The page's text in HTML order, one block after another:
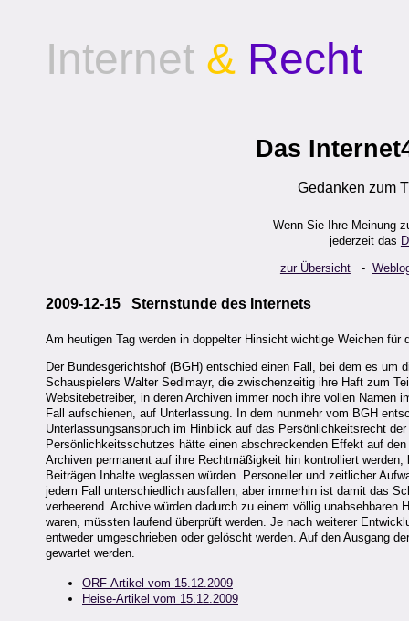
Internet & Recht
Das
Gedanken zum
Wenn Sie Ihre Meinung
jederzeit das
zur Übersicht-
2009-12-15 Sternstunde des Internets
Am heutigen Tag werden in doppelter Hinsicht wichtige Weichen
Der Bundesgerichtshof (BGH) entschied einen Fall, bei dem es um
Schauspielers Walter Sedlmayr, die zwischenzeitig ihre Haft zum
Websitebetreiber, in deren Archiven immer noch ihre vollen Namen
Fall aufschienen, auf Unterlassung. In dem nunmehr vom BGH
Unterlassungsanspruch im Hinblick auf das Persönlichkeitsrecht
Persönlichkeitsschutzes hätte einen abschreckenden Effekt auf
Archiven permanent auf ihre Rechtmäßigkeit hin kontrolliert
Beiträgen Inhalte weglassen würden. Personeller und zeitlicher
jedem Fall unterschiedlich ausfallen, aber immerhin ist damit das
verheerend. Archive würden dadurch zu einem völlig
waren, müssten laufend überprüft werden. Je nach weiterer
entweder umgeschrieben oder gelöscht werden. Auf den Ausgang
gewartet werden.
ORF-Artikel vom 15.12.2009
Heise-Artikel vom 15.12.2009